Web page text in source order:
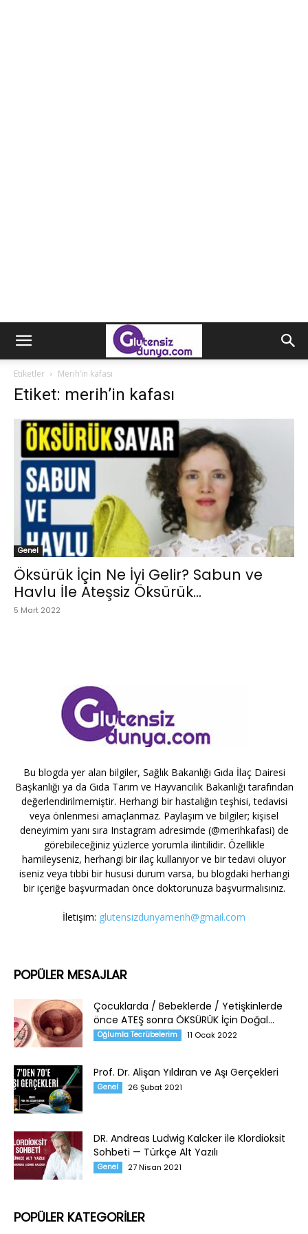
Etiketler Merih’in kafası
Etiket: merih’in kafası
Genel
Öksürük İçin Ne İyi Gelir? Sabun ve
Havlu İle Ateşsiz Öksürük...
5 Mart 2022
Bu blogda yer alan bilgiler, Sağlık Bakanlığı Gıda İlaç Dairesi
Başkanlığı ya da Gıda Tarım ve Hayvancılık Bakanlığı tarafından
değerlendirilmemiştir. Herhangi bir hastalığın teşhisi, tedavisi
veya önlenmesi amaçlanmaz. Paylaşım ve bilgiler; kişisel
deneyimim yanı sıra Instagram adresimde (@merihkafasi) de
görebileceğiniz yüzlerce yorumla ilintilidir. Özellikle
hamileyseniz, herhangi bir ilaç kullanıyor ve bir tedavi oluyor
iseniz veya tıbbi bir hususi durum varsa, bu blogdaki herhangi
bir içeriğe başvurmadan önce doktorunuza başvurmalısınız.
İletişim: glutensizdunyamerih@gmail.com
POPÜLER MESAJLAR
Çocuklarda / Bebeklerde / Yetişkinlerde
önce ATEŞ sonra ÖKSÜRÜK İçin Doğal...
Oğlumla Tecrübelerim 11 Ocak 2022
Prof. Dr. Alişan Yıldıran ve Aşı Gerçekleri
Genel 26 Şubat 2021
DR. Andreas Ludwig Kalcker ile Klordioksit
Sohbeti — Türkçe Alt Yazılı
Genel 27 Nisan 2021
POPÜLER KATEGORİLER